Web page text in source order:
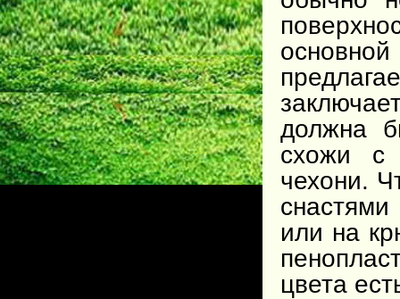
должна
схожи с
чехони.
или на
цвета